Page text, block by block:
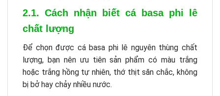
2.1. Cách nhận biết cá basa phi lê
chất lượng
Để chọn được cá basa phi lê nguyên thùng chất
lượng, bạn nên ưu tiên sản phẩm có màu trắng
hoặc trắng hồng tự nhiên, thớ thịt săn chắc, không
bị bở hay chảy nhiều nước.